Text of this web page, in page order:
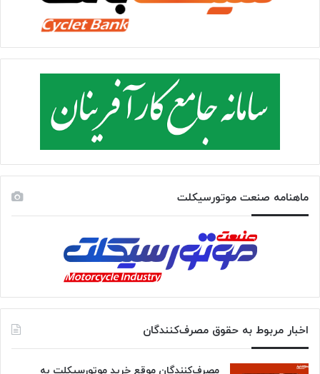
ماهنامه صنعت موتورسیکلت
اخبار مربوط به حقوق مصرف‌کنندگان
مصرف‌کنندگان موقع خرید موتورسیکلت به